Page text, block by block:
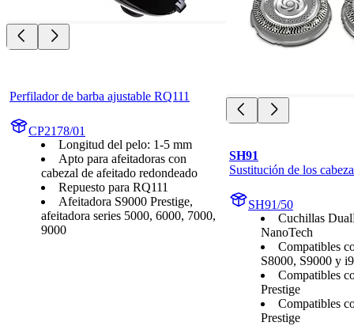
Perfilador de barba ajustable RQ111
CP2178/01
Longitud del pelo: 1-5 mm
Apto para afeitadoras con
cabezal de afeitado redondeado
Repuesto para RQ111
Afeitadora S9000 Prestige,
afeitadora series 5000, 6000, 7000,
9000
SH91
Sustitución de los
SH91/50
Cuchillas
NanoTech
Compatibles
S8000, S9000 y
Compatibles
Prestige
Compatibles
Prestige